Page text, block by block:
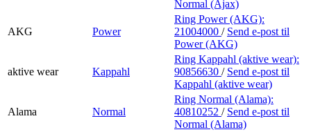
Normal (Ajax)
AKG Power
Ring Power (AKG):
21004000 / Send e-post til
Power (AKG)
aktive wear Kappahl
Ring Kappahl (aktive wear):
90856630 / Send e-post til
Kappahl (aktive wear)
Alama Normal
Ring Normal (Alama):
40810252 / Send e-post til
Normal (Alama)